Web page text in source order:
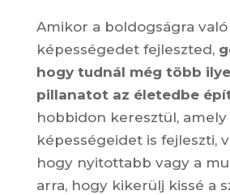
Amikor a boldogságra való
képességedet fejleszted,
hogy tudnál még több
pillanatot az életedbe
hobbidon keresztül,
képességeidet is fejleszti,
hogy nyitottabb vagy a
arra, hogy kikerülj kissé a